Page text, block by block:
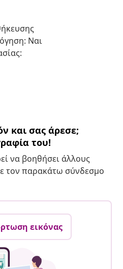
Ναι
και σας άρεσε;
του!
να βοηθήσει άλλους
τον παρακάτω σύνδεσμο
εικόνας